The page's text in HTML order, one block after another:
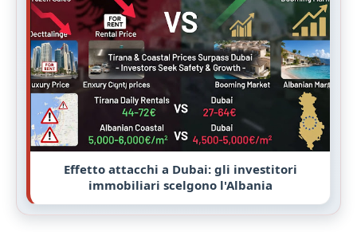
Effetto attacchi a Dubai: gli investitori
immobiliari scelgono l'Albania